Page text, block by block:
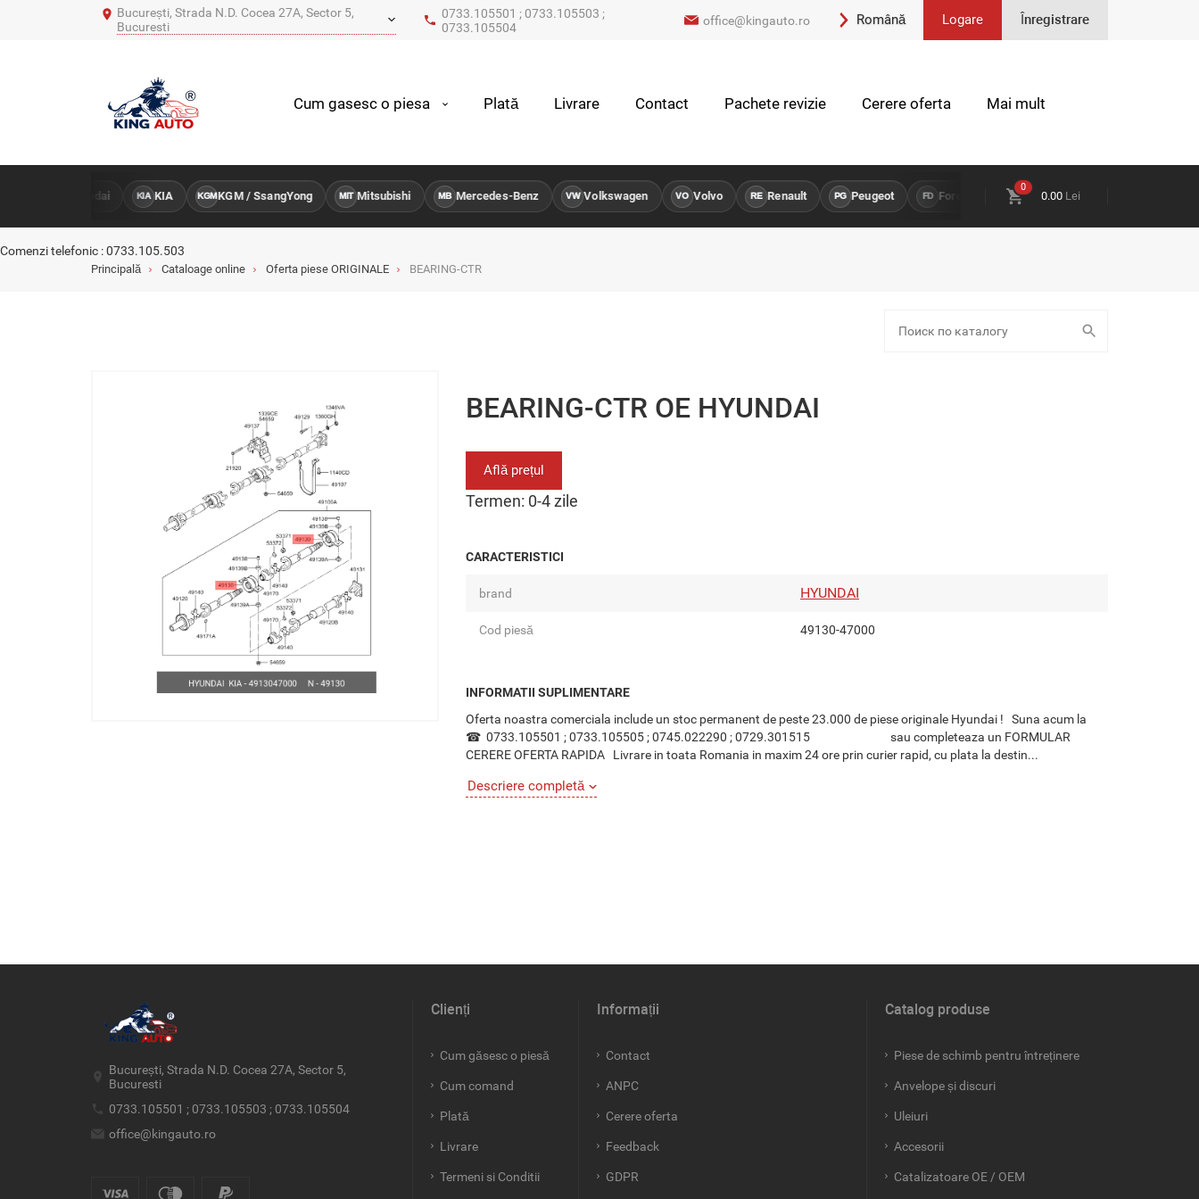
București, Strada N.D. Cocea 27A, Sector 5,
Bucuresti
0733.105501 ; 0733.105503 ;
0733.105504
office@kingauto.ro Română Logare Înregistrare
Cum gasesc o piesa Plată Livrare Contact Pachete revizie Cerere oferta Mai mult
KIA KIA KGMKGM / SsangYong MIT Mitsubishi MB Mercedes-Benz VW Volkswagen VO Volvo RE Renault PG Peugeot FD Ford Opel LR Land Rover
0
0.00 Lei
Comenzi telefonic : 0733.105.503
Principală Cataloage online Oferta piese ORIGINALE BEARING-CTR
BEARING-CTR OE HYUNDAI
Află prețul
Termen: 0-4 zile
CARACTERISTICI
brand HYUNDAI
Cod piesă 49130-47000
INFORMATII SUPLIMENTARE
Oferta noastra comerciala include un stoc permanent de peste 23.000 de piese originale Hyundai ! Suna acum la
☎ 0733.105501 ; 0733.105505 ; 0745.022290 ; 0729.301515 sau completeaza un FORMULAR
CERERE OFERTA RAPIDA Livrare in toata Romania in maxim 24 ore prin curier rapid, cu plata la destin...
Descriere completă
București, Strada N.D. Cocea 27A, Sector 5,
Bucuresti
0733.105501 ; 0733.105503 ; 0733.105504
office@kingauto.ro
Clienți
Cum găsesc o piesă
Cum comand
Plată
Livrare
Termeni si Conditii
Informații
Contact
ANPC
Cerere oferta
Feedback
GDPR
Catalog produse
Piese de schimb pentru întreținere
Anvelope și discuri
Uleiuri
Accesorii
Catalizatoare OE / OEM